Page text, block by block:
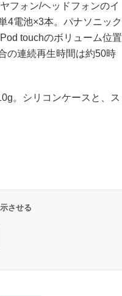
フォン/ヘッドフォンのイ
4電池×3本。パナソニック
touchのボリューム位置
の連続再生時間は約50時
。シリコンケースと、ス
させる